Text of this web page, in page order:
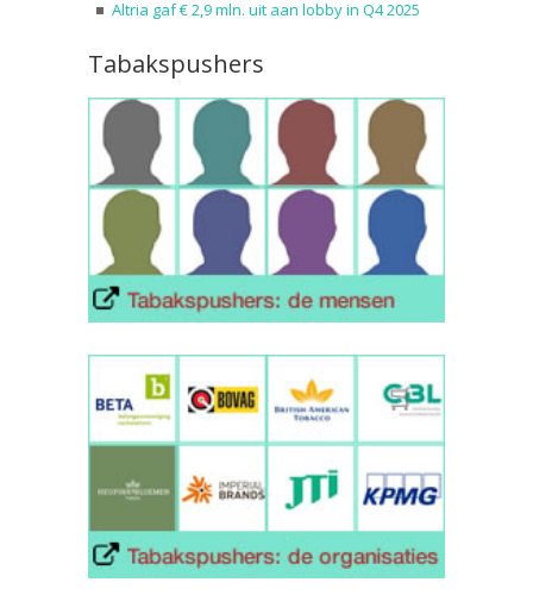
Altria gaf € 2,9 mln. uit aan lobby in Q4 2025
Tabakspushers